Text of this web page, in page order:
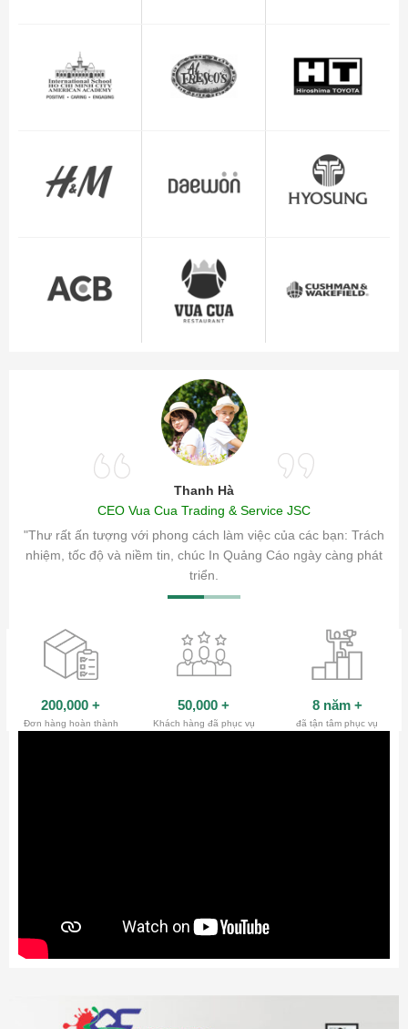
Thanh Hà
CEO Vua Cua Trading & Service JSC
"Thư rất ấn tượng với phong cách làm việc của các bạn: Trách
nhiệm, tốc độ và niềm tin, chúc In Quảng Cáo ngày càng phát
triển.
sóc
200,000 +
Đơn hàng hoàn thành
50,000 +
Khách hàng đã phục vụ
8 năm +
đã tận tâm phục vụ